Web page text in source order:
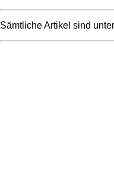
Sämtliche Artikel sind